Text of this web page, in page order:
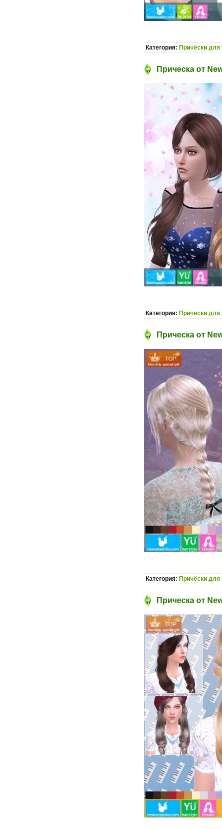
Категория: Причёски для
Прическа от
Категория: Причёски для
Прическа от
Категория: Причёски для
Прическа от